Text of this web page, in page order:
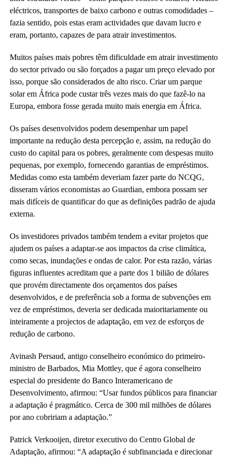
eléctricos, transportes de baixo carbono e outras comodidades –
fazia sentido, pois estas eram actividades que davam lucro e
eram, portanto, capazes de para atrair investimentos.
Muitos países mais pobres têm dificuldade em atrair investimento
do sector privado ou são forçados a pagar um preço elevado por
isso, porque são considerados de alto risco. Criar um parque
solar em África pode custar três vezes mais do que fazê-lo na
Europa, embora fosse gerada muito mais energia em África.
Os países desenvolvidos podem desempenhar um papel
importante na redução desta percepção e, assim, na redução do
custo do capital para os pobres, geralmente com despesas muito
pequenas, por exemplo, fornecendo garantias de empréstimos.
Medidas como esta também deveriam fazer parte do NCQG,
disseram vários economistas ao Guardian, embora possam ser
mais difíceis de quantificar do que as definições padrão de ajuda
externa.
Os investidores privados também tendem a evitar projetos que
ajudem os países a adaptar-se aos impactos da crise climática,
como secas, inundações e ondas de calor. Por esta razão, várias
figuras influentes acreditam que a parte dos 1 bilião de dólares
que provém directamente dos orçamentos dos países
desenvolvidos, e de preferência sob a forma de subvenções em
vez de empréstimos, deveria ser dedicada maioritariamente ou
inteiramente a projectos de adaptação, em vez de esforços de
redução de carbono.
Avinash Persaud, antigo conselheiro económico do primeiro-
ministro de Barbados, Mia Mottley, que é agora conselheiro
especial do presidente do Banco Interamericano de
Desenvolvimento, afirmou: “Usar fundos públicos para financiar
a adaptação é pragmático. Cerca de 300 mil milhões de dólares
por ano cobririam a adaptação.”
Patrick Verkooijen, diretor executivo do Centro Global de
Adaptação, afirmou: “A adaptação é subfinanciada e direcionar